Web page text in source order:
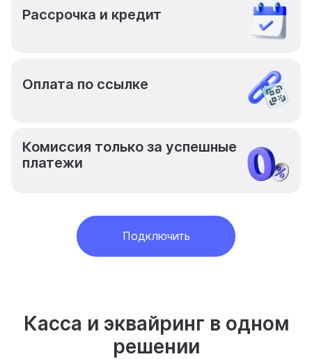
Рассрочка и кредит
Оплата по ссылке
Комиссия только за успешные
платежи
Подключить
Касса и эквайринг в одном
решении